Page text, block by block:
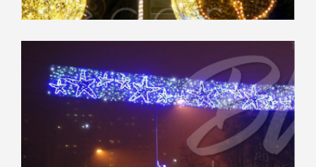
Рождественский бульвар,
Москва